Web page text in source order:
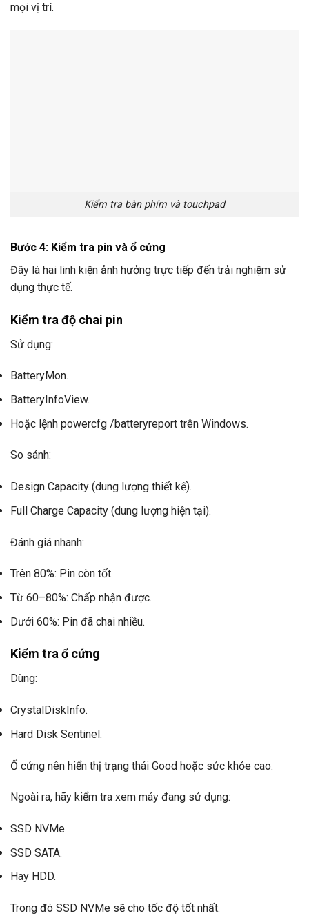
mọi vị trí.
Kiểm tra bàn phím và touchpad
Bước 4: Kiểm tra pin và ổ cứng
Đây là hai linh kiện ảnh hưởng trực tiếp đến trải nghiệm sử
dụng thực tế.
Kiểm tra độ chai pin
Sử dụng:
BatteryMon.
BatteryInfoView.
Hoặc lệnh powercfg /batteryreport trên Windows.
So sánh:
Design Capacity (dung lượng thiết kế).
Full Charge Capacity (dung lượng hiện tại).
Đánh giá nhanh:
Trên 80%: Pin còn tốt.
Từ 60–80%: Chấp nhận được.
Dưới 60%: Pin đã chai nhiều.
Kiểm tra ổ cứng
Dùng:
CrystalDiskInfo.
Hard Disk Sentinel.
Ổ cứng nên hiển thị trạng thái Good hoặc sức khỏe cao.
Ngoài ra, hãy kiểm tra xem máy đang sử dụng:
SSD NVMe.
SSD SATA.
Hay HDD.
Trong đó SSD NVMe sẽ cho tốc độ tốt nhất.